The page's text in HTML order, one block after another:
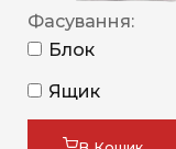
Фасування:
Блок
Ящик